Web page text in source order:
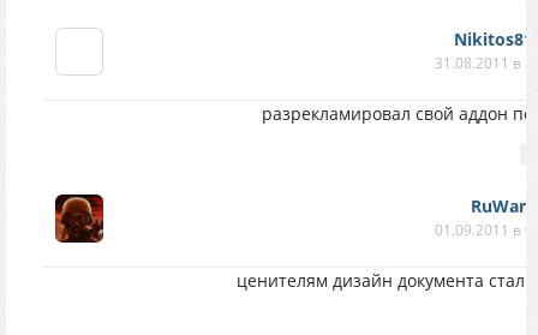
31.08.2011 в
разрекламировал свой аддон по
RuWar
01.09.2011 в
ценителям дизайн документа